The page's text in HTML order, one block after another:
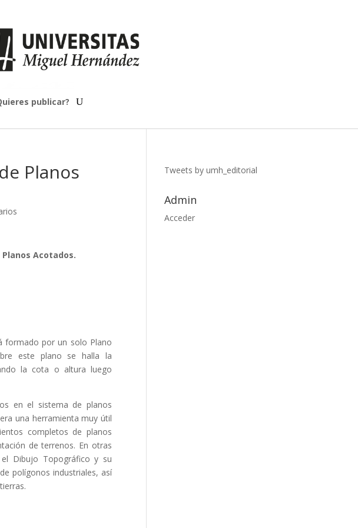
publicar?
Planos
Acotados.
formado por un solo Plano
este plano se halla la
la cota o altura luego
en el sistema de planos
una herramienta muy útil
completos de planos
de terrenos. En otras
Dibujo Topográfico y su
polígonos industriales, así
Tweets by umh_editorial
Admin
Acceder